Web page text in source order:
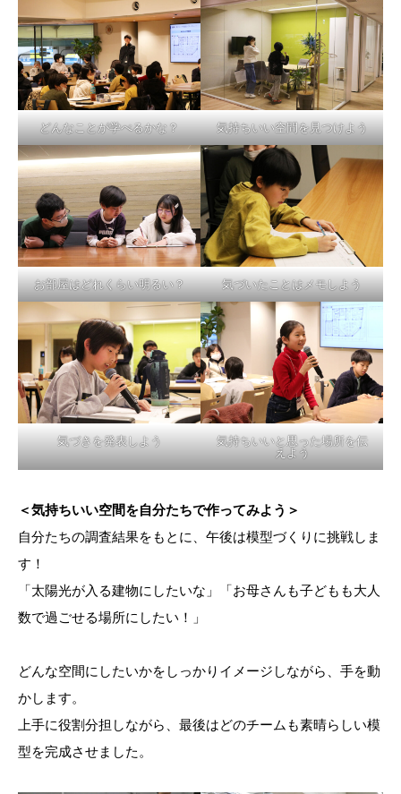
どんなことが学べるかな？ 気持ちいい空間を見つけよう
お部屋はどれくらい明るい？ 気づいたことはメモしよう
気づきを発表しよう
気持ちいいと思った場所を伝
えよう
＜気持ちいい空間を自分たちで作ってみよう＞
自分たちの調査結果をもとに、午後は模型づくりに挑戦しま
す！
「太陽光が入る建物にしたいな」「お母さんも子どもも大人
数で過ごせる場所にしたい！」
どんな空間にしたいかをしっかりイメージしながら、手を動
かします。
上手に役割分担しながら、最後はどのチームも素晴らしい模
型を完成させました。